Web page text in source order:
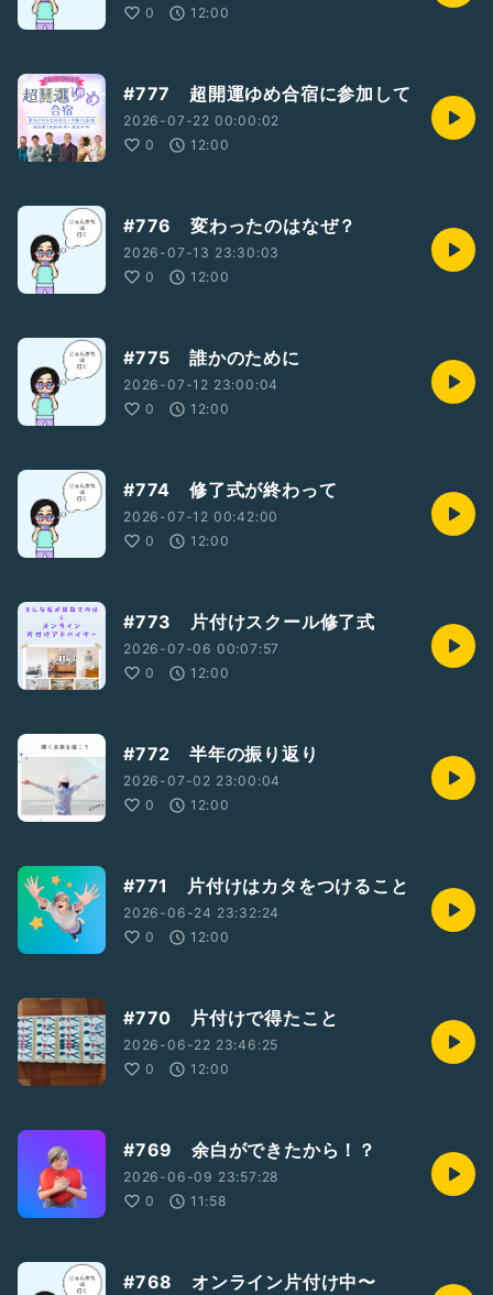
0
12:00
#777 超開運ゆめ合宿に参加して
2026-07-22 00:00:02
0
12:00
#776 変わったのはなぜ？
2026-07-13 23:30:03
0
12:00
#775 誰かのために
2026-07-12 23:00:04
0
12:00
#774 修了式が終わって
2026-07-12 00:42:00
0
12:00
#773 片付けスクール修了式
2026-07-06 00:07:57
0
12:00
#772 半年の振り返り
2026-07-02 23:00:04
0
12:00
#771 片付けはカタをつけること
2026-06-24 23:32:24
0
12:00
#770 片付けで得たこと
2026-06-22 23:46:25
0
12:00
#769 余白ができたから！？
2026-06-09 23:57:28
0
11:58
#768 オンライン片付け中〜